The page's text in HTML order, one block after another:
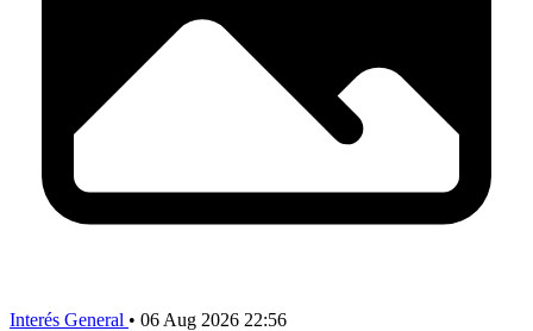
Interés General • 06 Aug 2026 22:56